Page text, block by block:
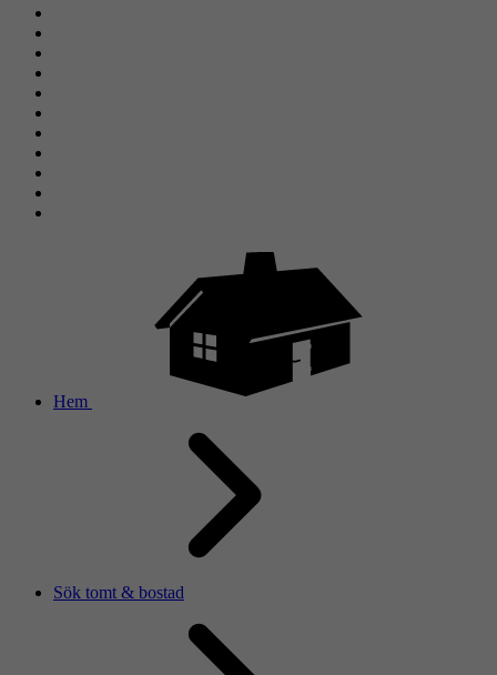
Hem
Sök tomt & bostad